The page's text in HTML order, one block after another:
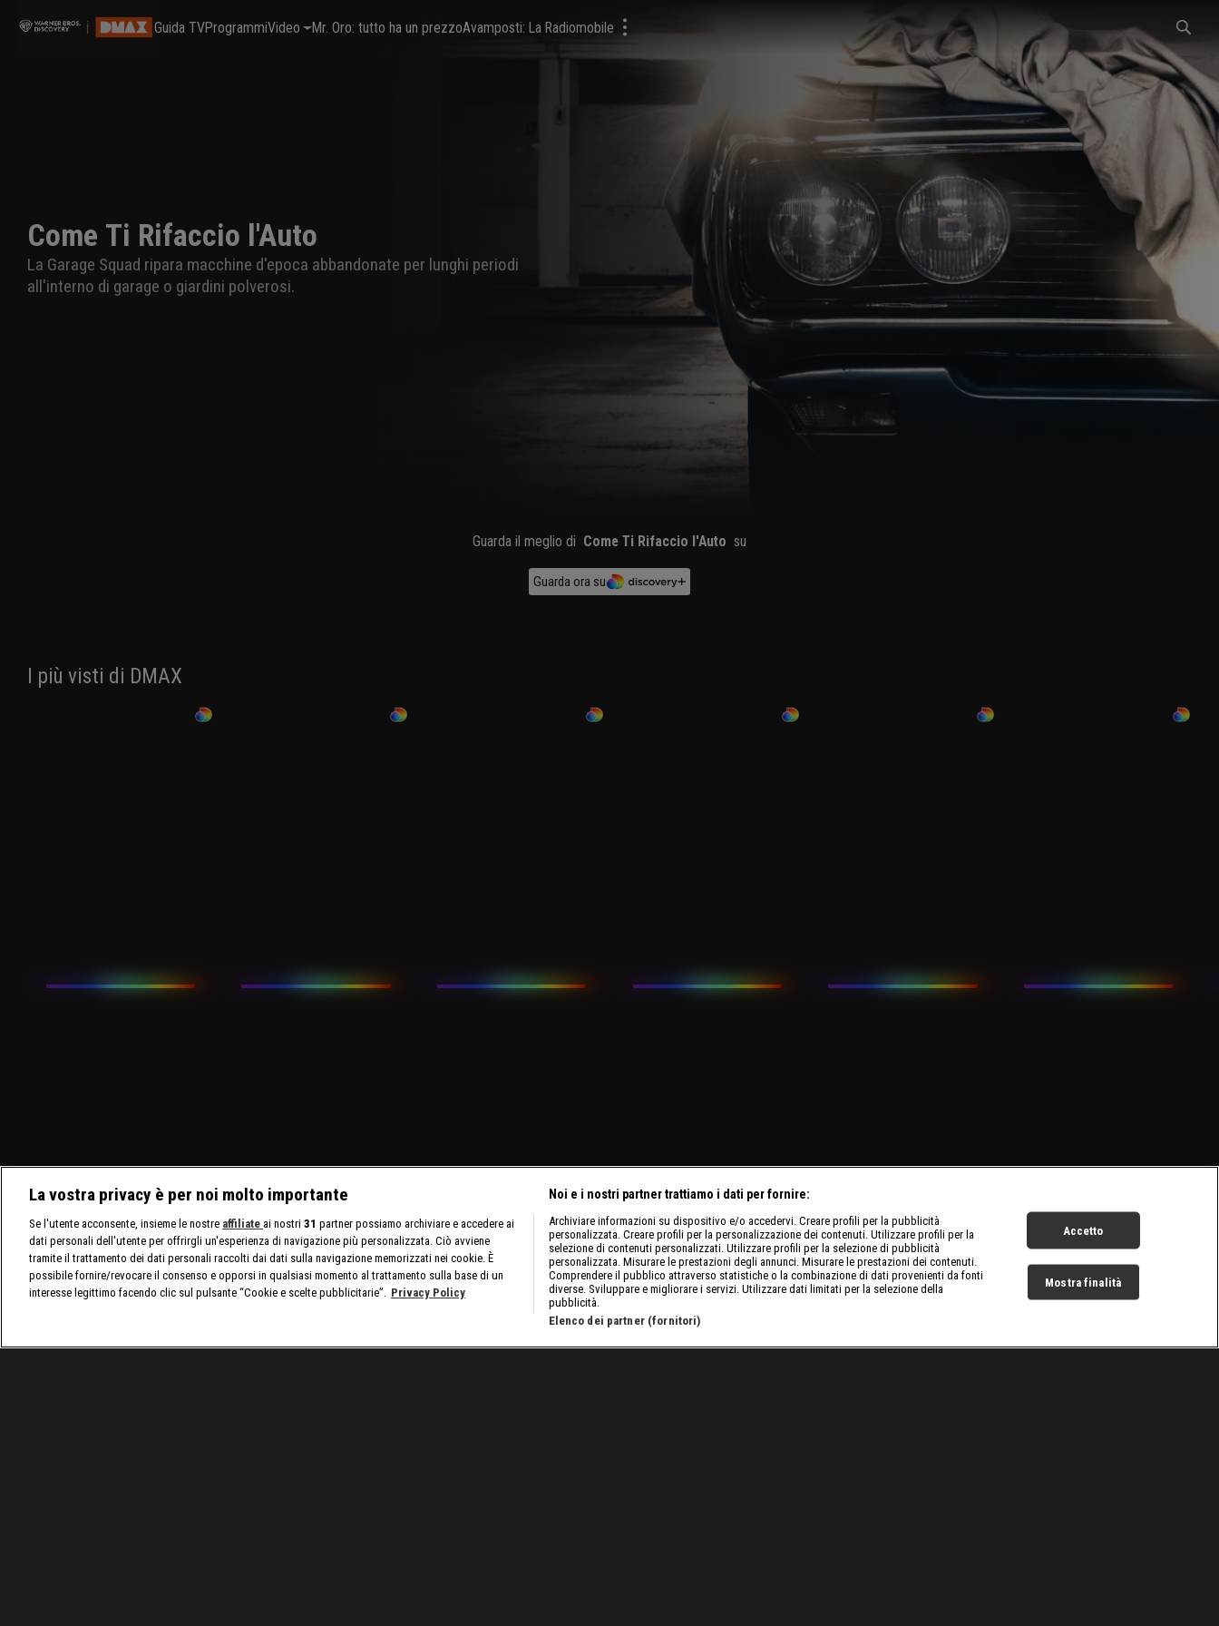
Guida TVProgrammiVideo Mr. Oro: tutto ha un prezzoAvamposti: La Radiomobile
Come Ti Rifaccio l'Auto
La Garage Squad ripara macchine d'epoca abbandonate per lunghi periodi
all'interno di garage o giardini polverosi.
Guarda il meglio di Come Ti Rifaccio l'Auto su
Guarda ora su
I più visti di DMAX
La vostra privacy è per noi molto importante
Se l'utente acconsente, insieme le nostre affiliate ai nostri 31 partner possiamo archiviare e accedere ai
dati personali dell'utente per offrirgli un'esperienza di navigazione più personalizzata. Ciò avviene
tramite il trattamento dei dati personali raccolti dai dati sulla navigazione memorizzati nei cookie. È
possibile fornire/revocare il consenso e opporsi in qualsiasi momento al trattamento sulla base di un
interesse legittimo facendo clic sul pulsante “Cookie e scelte pubblicitarie”. Privacy Policy
Noi e i nostri partner trattiamo i dati per fornire:
Archiviare informazioni su dispositivo e/o accedervi. Creare profili per la pubblicità
personalizzata. Creare profili per la personalizzazione dei contenuti. Utilizzare profili per la
selezione di contenuti personalizzati. Utilizzare profili per la selezione di pubblicità
personalizzata. Misurare le prestazioni degli annunci. Misurare le prestazioni dei contenuti.
Comprendere il pubblico attraverso statistiche o la combinazione di dati provenienti da fonti
diverse. Sviluppare e migliorare i servizi. Utilizzare dati limitati per la selezione della
pubblicità.
Elenco dei partner (fornitori)
Accetto
Mostra finalità